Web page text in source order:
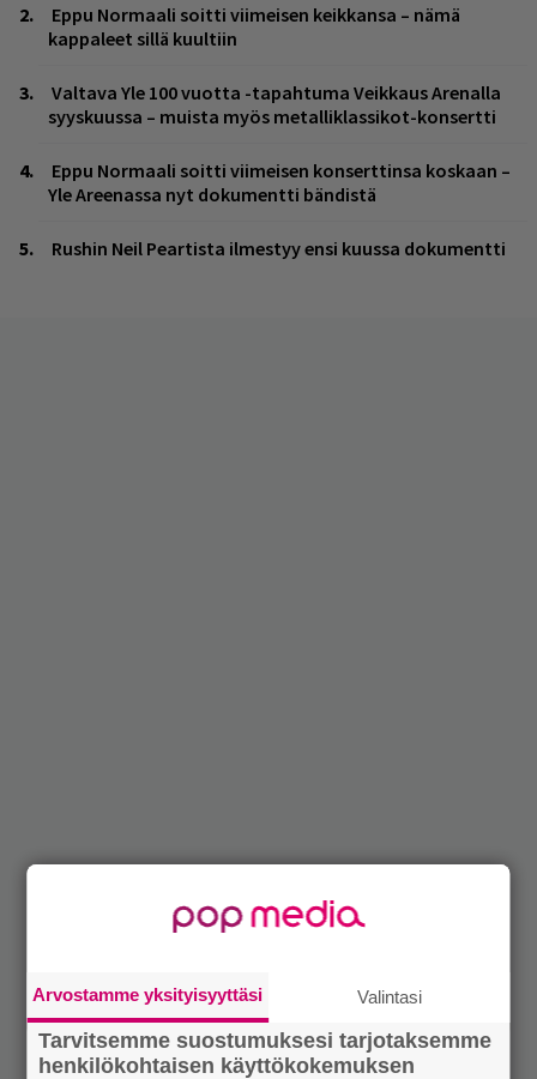
Eppu Normaali soitti viimeisen keikkansa – nämä
kappaleet sillä kuultiin
Valtava Yle 100 vuotta -tapahtuma Veikkaus Arenalla
syyskuussa – muista myös metalliklassikot-konsertti
Eppu Normaali soitti viimeisen konserttinsa koskaan –
Yle Areenassa nyt dokumentti bändistä
Rushin Neil Peartista ilmestyy ensi kuussa dokumentti
Arvostamme yksityisyyttäsi Valintasi
Tarvitsemme suostumuksesi tarjotaksemme
henkilökohtaisen käyttökokemuksen